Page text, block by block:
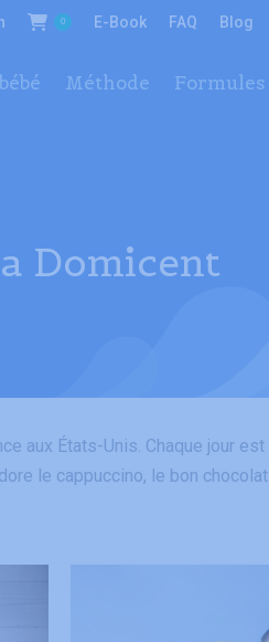
0 E-Book FAQ Blog
Méthode Formules
Domicent
aux États-Unis. Chaque jour
le cappuccino, le bon
Formules